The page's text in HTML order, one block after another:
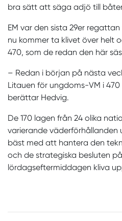
bra sätt att säga adjö till
EM var den sista 29er
nu kommer ta klivet över helt
470, som de redan den här
– Redan i början på nästa
Litauen för ungdoms-VM i
berättar Hedvig.
De 170 lagen från 24 olika
varierande väderförhållanden
bäst med att hantera den
och de strategiska besluten
lördagseftermiddagen kliva